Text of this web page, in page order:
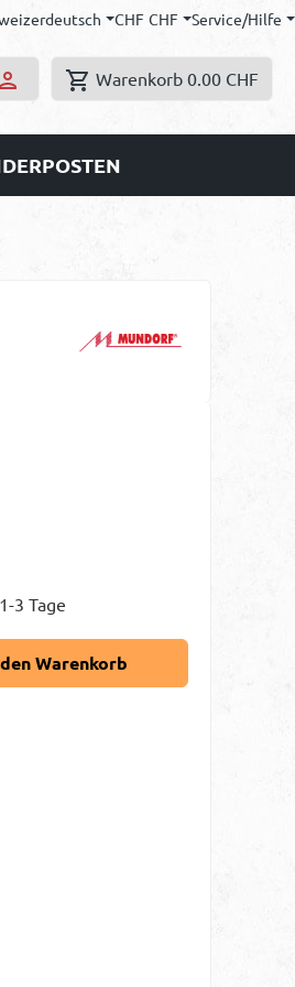
CHF CHF Service/Hilfe
Warenkorb 0.00 CHF
3 Tage
oder benutze die Schaltflächen um die
Warenkorb